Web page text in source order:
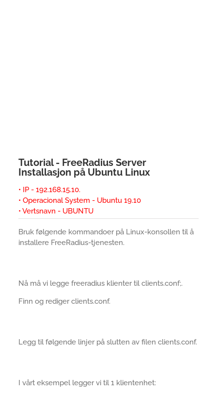
Tutorial - FreeRadius Server
Installasjon på Ubuntu Linux
• IP - 192.168.15.10.
• Operacional System - Ubuntu 19.10
• Vertsnavn - UBUNTU
Bruk følgende kommandoer på Linux-konsollen til å
installere FreeRadius-tjenesten.
Nå må vi legge freeradius klienter til clients.conf;.
Finn og rediger clients.conf.
Legg til følgende linjer på slutten av filen clients.conf.
I vårt eksempel legger vi til 1 klientenhet: